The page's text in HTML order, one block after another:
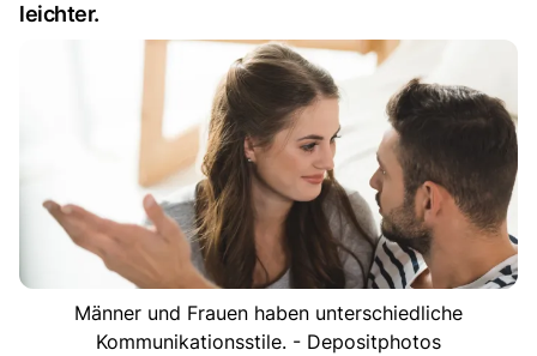
leichter.
Männer und Frauen haben unterschiedliche
Kommunikationsstile. - Depositphotos